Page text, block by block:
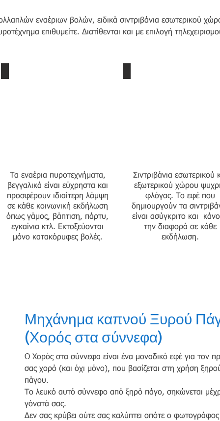
εναέριων βολών, ειδικά σιντριβάνια εσωτερικού
επιθυμείτε. Διατίθενται και με επιλογή
Σιντριβάνια εσωτερικού
εξωτερικού χώρου
φλόγας. Το εφέ που
δημιουργούν τα
είναι ασύγκριτο και
την διαφορά σε κάθε
εκδήλωση.
Τα εναέρια πυροτεχνήματα,
βεγγαλικά είναι εύχρηστα και
προσφέρουν ιδιαίτερη λάμψη
σε κάθε κοινωνική εκδήλωση
όπως γάμος, βάπτιση, πάρτυ,
εγκαίνια κτλ. Εκτοξεύονται
μόνο κατακόρυφες βολές.
Μηχάνημα καπνού Ξυρού
(Χορός στα σύννεφα)
O Χορός στα σύννεφα είναι ένα μοναδικό εφέ για τον
σας χορό (και όχι μόνο), που βασίζεται στη χρήση
πάγου.
Το λευκό αυτό σύννεφο από ξηρό πάγο, σηκώνεται
γόνατά σας.
Δεν σας κρύβει ούτε σας καλύπτει οπότε ο